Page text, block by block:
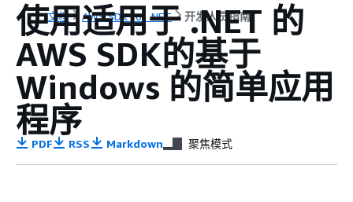
文档 AWS SDK for .NET 开发人员指南
使用适用于 .NET 的
AWS SDK的基于
Windows 的简单应用
程序
PDF RSS Markdown 聚焦模式